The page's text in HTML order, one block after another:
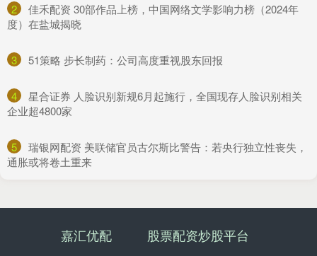
2
​佳禾配资 30部作品上榜，中国网络文学影响力榜（2024年
度）在盐城揭晓
3 ​51策略 步长制药：公司高度重视股东回报
4
​星合证券 人脸识别新规6月起施行，全国现存人脸识别相关
企业超4800家
5
​瑞银网配资 美联储官员古尔斯比警告：若央行独立性丧失，
通胀或将卷土重来
嘉汇优配
股票配资炒股平台